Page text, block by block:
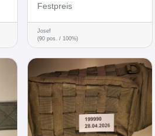
Festpreis
Josef
(90 pos. / 100%)